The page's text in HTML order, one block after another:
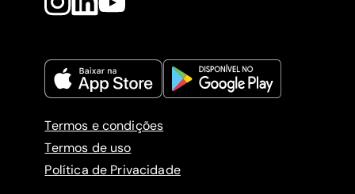
Termos e condições
Termos de uso
Política de Privacidade